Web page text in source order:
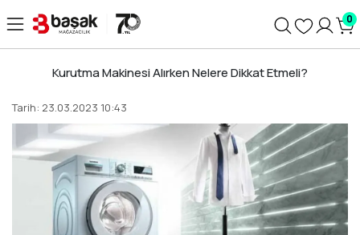
0
Kurutma Makinesi Alırken Nelere Dikkat Etmeli?
Tarih: 23.03.2023 10:43